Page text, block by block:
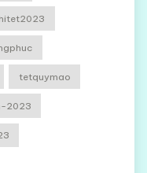
tetquymao
2023